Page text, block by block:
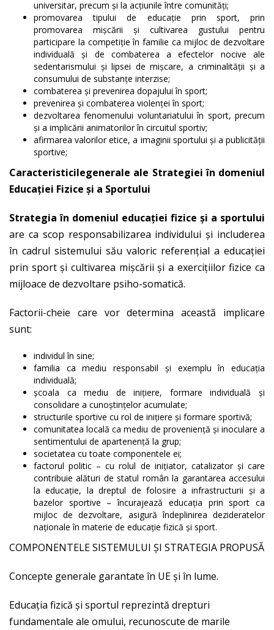
universitar, precum şi la acţiunile între comunităţi;
promovarea tipului de educaţie prin sport, prin
promovarea mişcării şi cultivarea gustului pentru
participare la competiţie în familie ca mijloc de dezvoltare
individuală şi de combaterea a efectelor nocive ale
sedentarismului şi lipsei de mişcare, a criminalităţii şi a
consumului de substanţe interzise;
combaterea şi prevenirea dopajului în sport;
prevenirea şi combaterea violenţei în sport;
dezvoltarea fenomenului voluntariatului în sport, precum
şi a implicării animatorilor în circuitul sportiv;
afirmarea valorilor etice, a imaginii sportului şi a publicităţii
sportive;
Caracteristicilegenerale ale Strategiei în domeniul
Educaţiei Fizice şi a Sportului
Strategia în domeniul educaţiei fizice şi a sportului
are ca scop responsabilizarea individului şi includerea
în cadrul sistemului său valoric referenţial a educaţiei
prin sport şi cultivarea mişcării şi a exerciţiilor fizice ca
mijloace de dezvoltare psiho-somatică.
Factorii-cheie care vor determina această implicare
sunt:
individul în sine;
familia ca mediu responsabil şi exemplu în educaţia
individuală;
şcoala ca mediu de iniţiere, formare individuală şi
consolidare a cunoştinţelor acumulate;
structurile sportive cu rol de iniţiere şi formare sportivă;
comunitatea locală ca mediu de provenienţă şi inoculare a
sentimentului de apartenenţă la grup;
societatea cu toate componentele ei;
factorul politic – cu rolul de iniţiator, catalizator şi care
contribuie alături de statul român la garantarea accesului
la educaţie, la dreptul de folosire a infrastructurii şi a
bazelor sportive – încurajează educaţia prin sport ca
mijloc de dezvoltare, asigură îndeplinirea dezideratelor
naţionale în materie de educaţie fizică şi sport.
COMPONENTELE SISTEMULUI ŞI STRATEGIA PROPUSĂ
Concepte generale garantate în UE şi în lume.
Educaţia fizică şi sportul reprezintă drepturi
fundamentale ale omului, recunoscute de marile